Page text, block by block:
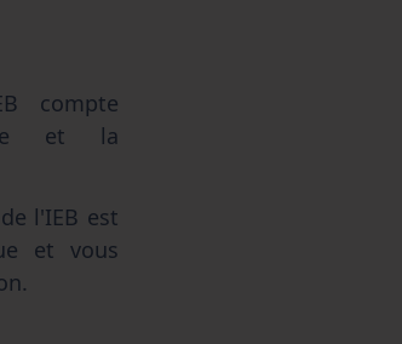
compte
et la
l'IEB est
et vous